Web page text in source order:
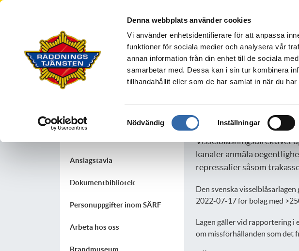
Denna webbplats använder cookies
Vi använder enhetsidentifierare för att anpassa
funktioner för sociala medier och analysera vår
annan information från din enhet till de sociala
samarbetar med. Dessa kan i sin tur kombinera
tillhandahållit eller som de har samlat in när du
Samtyckesval
Nödvändig Inställningar
BORÅS
Din säkerhet Företag Skola och
Organisation
Anslagstavla
Dokumentbibliotek
Personuppgifter inom SÄRF
Arbeta hos oss
Brandmuseum
Nytt EU-direktiv innebär
företag med 50 eller fler
Visselblåsningsdirektivet
kanaler anmäla
repressalier såsom
Den svenska
2022-07-17 för bolag med
Lagen gäller vid rapportering
om missförhållanden som det